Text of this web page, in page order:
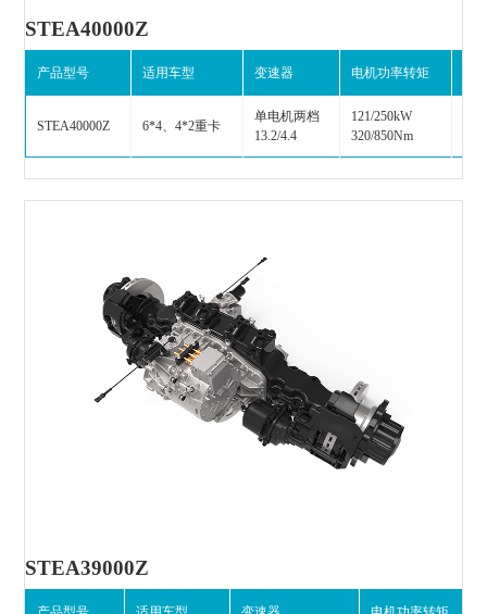
STEA40000Z
产品型号 适用车型 变速器 电机功率转矩
STEA40000Z 6*4、4*2重卡
单电机两档
13.2/4.4
121/250kW
320/850Nm
STEA39000Z